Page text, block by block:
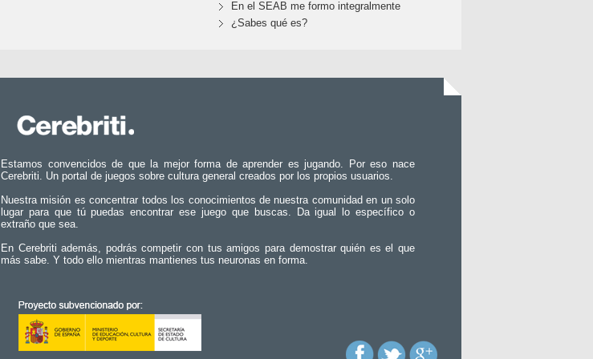
En el SEAB me formo integralmente
¿Sabes qué es?
Estamos convencidos de que la mejor forma de aprender es jugando. Por eso nace
Cerebriti. Un portal de juegos sobre cultura general creados por los propios usuarios.
Nuestra misión es concentrar todos los conocimientos de nuestra comunidad en un solo
lugar para que tú puedas encontrar ese juego que buscas. Da igual lo específico o
extraño que sea.
En Cerebriti además, podrás competir con tus amigos para demostrar quién es el que
más sabe. Y todo ello mientras mantienes tus neuronas en forma.